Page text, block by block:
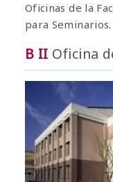
Oficinas de la
para Seminarios.
B II Oficina